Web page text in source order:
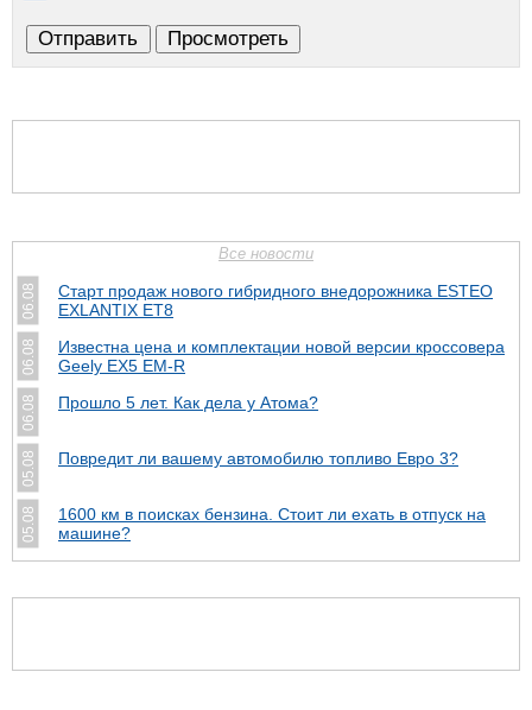
Все новости
06.08
Старт продаж нового гибридного внедорожника ESTEO
EXLANTIX ET8
06.08
Известна цена и комплектации новой версии кроссовера
Geely EX5 EM-R
06.08 Прошло 5 лет. Как дела у Атома?
05.08 Повредит ли вашему автомобилю топливо Евро 3?
05.08
1600 км в поисках бензина. Стоит ли ехать в отпуск на
машине?